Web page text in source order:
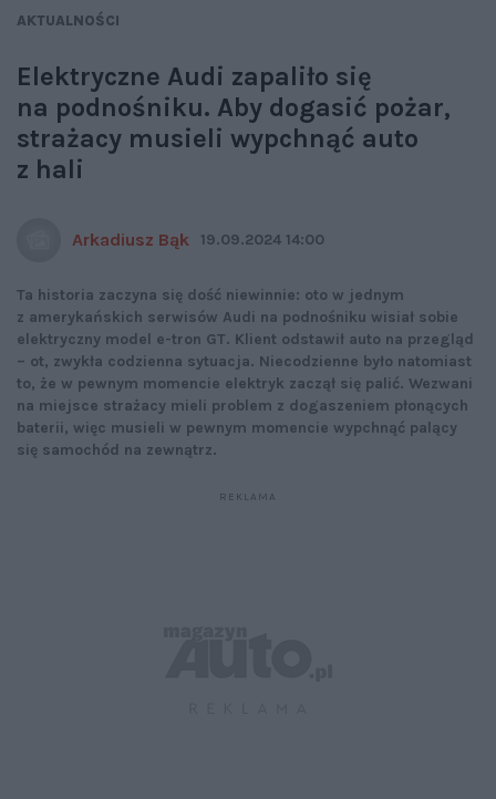
AKTUALNOŚCI
Elektryczne Audi zapaliło się
na podnośniku. Aby dogasić pożar,
strażacy musieli wypchnąć auto
z hali
Arkadiusz Bąk 19.09.2024 14:00
Ta historia zaczyna się dość niewinnie: oto w jednym
z amerykańskich serwisów Audi na podnośniku wisiał sobie
elektryczny model e-tron GT. Klient odstawił auto na przegląd
– ot, zwykła codzienna sytuacja. Niecodzienne było natomiast
to, że w pewnym momencie elektryk zaczął się palić. Wezwani
na miejsce strażacy mieli problem z dogaszeniem płonących
baterii, więc musieli w pewnym momencie wypchnąć palący
się samochód na zewnątrz.